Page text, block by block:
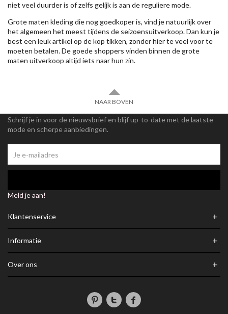
niet veel duurder is of zelfs gelijk is aan de reguliere mode.
Grote maten kleding die nog goedkoper is, vind je natuurlijk over
het algemeen het meest tijdens de seizoensuitverkoop. Dan kun je
best een leuk artikel op de kop tikken, zonder hier te veel voor te
moeten betalen. De goede shoppers vinden binnen de grote
maten uitverkoop altijd iets naar hun zin.
NAAR BOVEN
Schrijf je in voor de nieuwsbrief en blijf up-to-date met de laatste
mode en scherpe aanbiedingen.
Meld je aan!
Klantenservice +
Informatie +
Over ons +